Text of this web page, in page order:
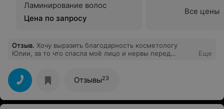
Ламинирование волос
Цена по запросу
Все цены
Отзыв. Хочу выразить благодарность косметологу
Юлии, за то что спасла моё лицо и нервы перед
объясняли, для меня это очень важно! Теперь я ваш
постоянный клиент ;)
Еще
Отзывы23